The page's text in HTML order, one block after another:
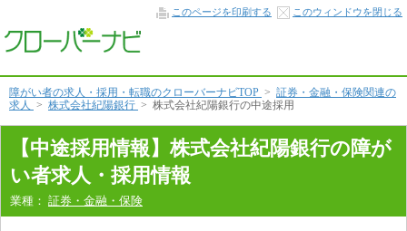
採
用
報
本
文
このページを印刷する このウィンドウを閉じる
障がい者の求人・採用・転職のクローバーナビTOP > 証券・金融・保険関連の
求人 > 株式会社紀陽銀行 > 株式会社紀陽銀行の中途採用
【中途採用情報】株式会社紀陽銀行の障が
い者求人・採用情報
業種： 証券・金融・保険